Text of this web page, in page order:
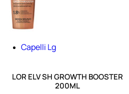
Capelli Lg
LOR ELV SH GROWTH BOOSTER
200ML